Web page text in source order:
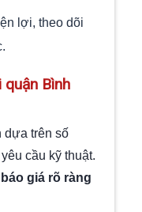
lợi, theo dõi
quận Bình
dựa trên số
cầu kỹ thuật.
báo giá rõ ràng